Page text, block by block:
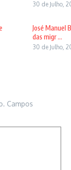
30 de Julho,
José Manuel
das migr ...
30 de Julho,
Campos